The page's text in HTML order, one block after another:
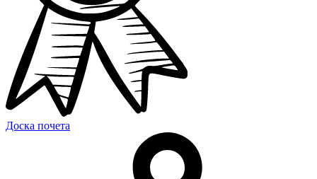
Доска почета